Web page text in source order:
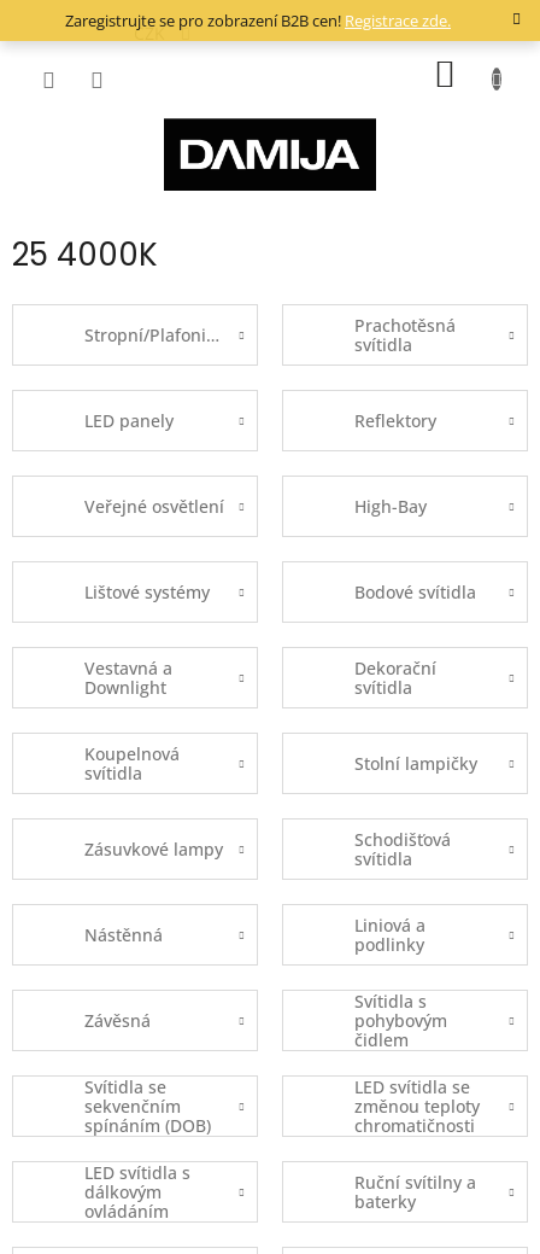
Zaregistrujte se pro zobrazení B2B cen! Registrace zde.
CZK
25 4000K
Stropní/Plafoniery
Prachotěsná
svítidla
LED panely Reflektory
Veřejné osvětlení High-Bay
Lištové systémy Bodové svítidla
Vestavná a
Downlight
Dekorační
svítidla
Koupelnová
svítidla
Stolní lampičky
Zásuvkové lampy
Schodišťová
svítidla
Nástěnná
Liniová a
podlinky
Závěsná
Svítidla s
pohybovým
čidlem
Svítidla se
sekvenčním
spínáním (DOB)
LED svítidla se
změnou teploty
chromatičnosti
LED svítidla s
dálkovým
ovládáním
Ruční svítilny a
baterky